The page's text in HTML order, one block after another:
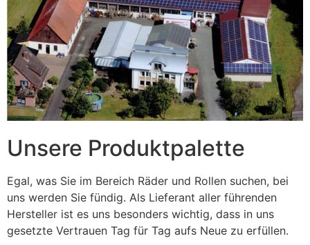
Unsere Produktpalette
Egal, was Sie im Bereich Räder und Rollen suchen, bei
uns werden Sie fündig. Als Lieferant aller führenden
Hersteller ist es uns besonders wichtig, dass in uns
gesetzte Vertrauen Tag für Tag aufs Neue zu erfüllen.